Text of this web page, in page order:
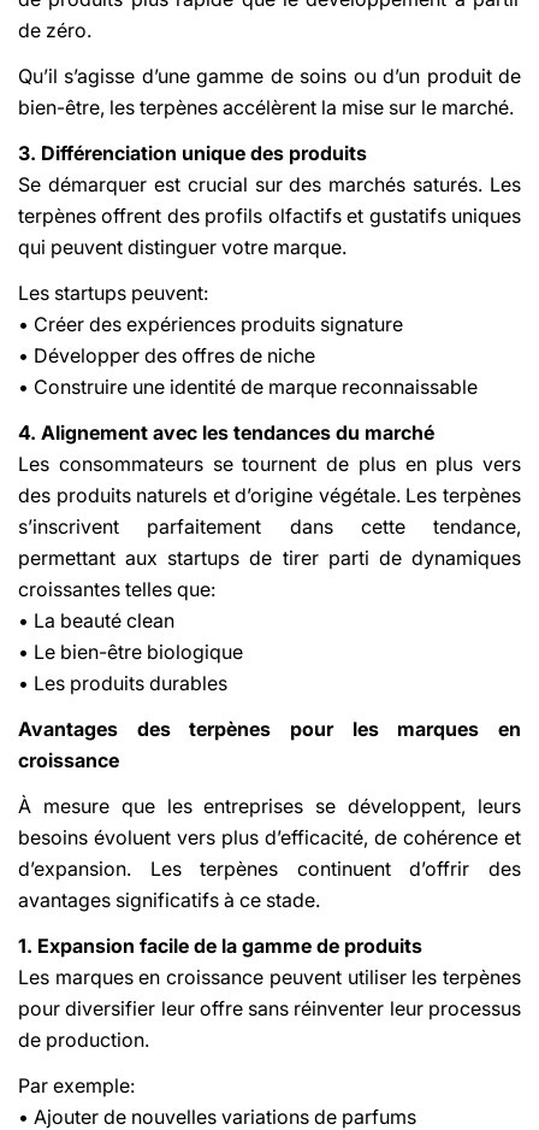
de zéro.
Qu’il s’agisse d’une gamme de soins ou d’un produit de
bien-être, les terpènes accélèrent la mise sur le marché.
3. Différenciation unique des produits
Se démarquer est crucial sur des marchés saturés. Les
terpènes offrent des profils olfactifs et gustatifs uniques
qui peuvent distinguer votre marque.
Les startups peuvent:
• Créer des expériences produits signature
• Développer des offres de niche
• Construire une identité de marque reconnaissable
4. Alignement avec les tendances du marché
Les consommateurs se tournent de plus en plus vers
des produits naturels et d’origine végétale. Les terpènes
s’inscrivent parfaitement dans cette tendance,
permettant aux startups de tirer parti de dynamiques
croissantes telles que:
• La beauté clean
• Le bien-être biologique
• Les produits durables
Avantages des terpènes pour les marques en
croissance
À mesure que les entreprises se développent, leurs
besoins évoluent vers plus d’efficacité, de cohérence et
d’expansion. Les terpènes continuent d’offrir des
avantages significatifs à ce stade.
1. Expansion facile de la gamme de produits
Les marques en croissance peuvent utiliser les terpènes
pour diversifier leur offre sans réinventer leur processus
de production.
Par exemple:
• Ajouter de nouvelles variations de parfums
Share This Article
Copy
Share
Facebook
X
Pin
Pinterest